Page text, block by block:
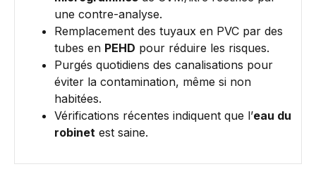
une contre-analyse.
Remplacement des tuyaux en PVC par des
tubes en PEHD pour réduire les risques.
Purgés quotidiens des canalisations pour
éviter la contamination, même si non
habitées.
Vérifications récentes indiquent que l’eau du
robinet est saine.